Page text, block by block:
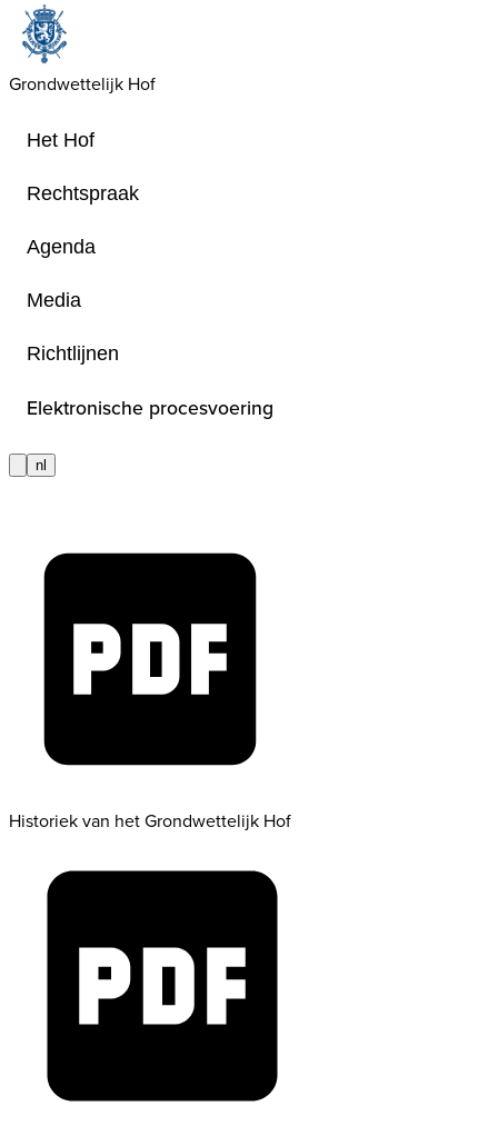
Grondwettelijk Hof
Het Hof
Rechtspraak
Agenda
Media
Richtlijnen
Elektronische procesvoering
nl
Historiek van het Grondwettelijk Hof